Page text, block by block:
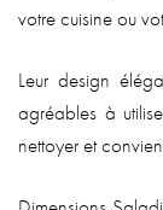
votre cuisine ou
Leur design
agréables à
nettoyer et